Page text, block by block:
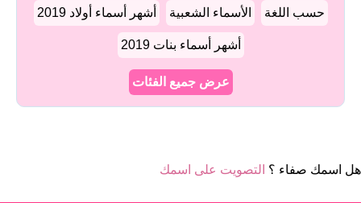
حسب اللغة الأسماء الشعبية أشهر أسماء أولاد 2019
أشهر أسماء بنات 2019
عرض جميع الفئات
هل اسمك صفاء ؟ التصويت على اسمك